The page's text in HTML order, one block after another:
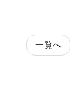
一覧へ